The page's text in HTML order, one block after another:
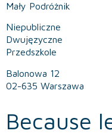
Mały Podróżnik
Niepubliczne
Dwujęzyczne
Przedszkole
Balonowa 12
02-635 Warszawa
Because